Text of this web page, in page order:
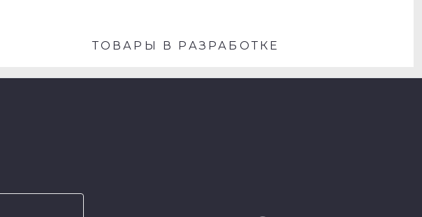
ТОВАРЫ В РАЗРАБОТКЕ